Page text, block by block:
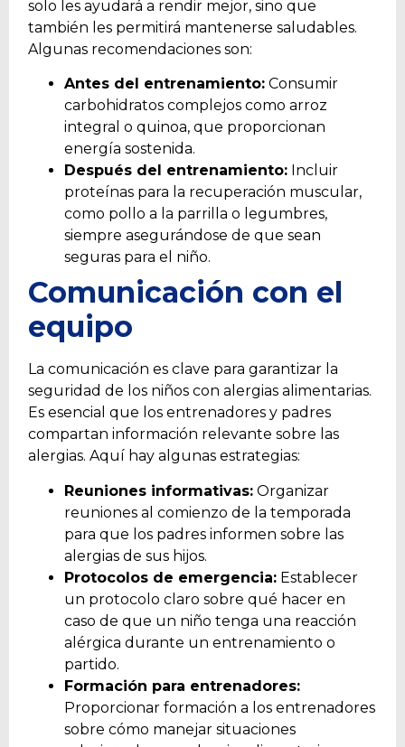
solo les ayudará a rendir mejor, sino que
también les permitirá mantenerse saludables.
Algunas recomendaciones son:
Antes del entrenamiento: Consumir
carbohidratos complejos como arroz
integral o quinoa, que proporcionan
energía sostenida.
Después del entrenamiento: Incluir
proteínas para la recuperación muscular,
como pollo a la parrilla o legumbres,
siempre asegurándose de que sean
seguras para el niño.
Comunicación con el
equipo
La comunicación es clave para garantizar la
seguridad de los niños con alergias alimentarias.
Es esencial que los entrenadores y padres
compartan información relevante sobre las
alergias. Aquí hay algunas estrategias:
Reuniones informativas: Organizar
reuniones al comienzo de la temporada
para que los padres informen sobre las
alergias de sus hijos.
Protocolos de emergencia: Establecer
un protocolo claro sobre qué hacer en
caso de que un niño tenga una reacción
alérgica durante un entrenamiento o
partido.
Formación para entrenadores:
Proporcionar formación a los entrenadores
sobre cómo manejar situaciones